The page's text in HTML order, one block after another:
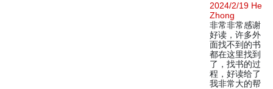
2024/2/19 He
Zhong
非常非常感谢
好读，许多外
面找不到的书
都在这里找到
了，找书的过
程，好读给了
我非常大的帮